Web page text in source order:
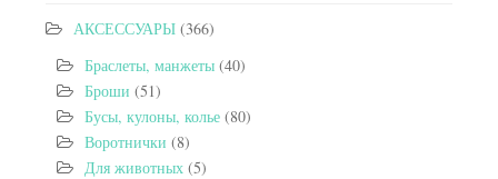
АКСЕССУАРЫ (366)
Браслеты, манжеты (40)
Броши (51)
Бусы, кулоны, колье (80)
Воротнички (8)
Для животных (5)